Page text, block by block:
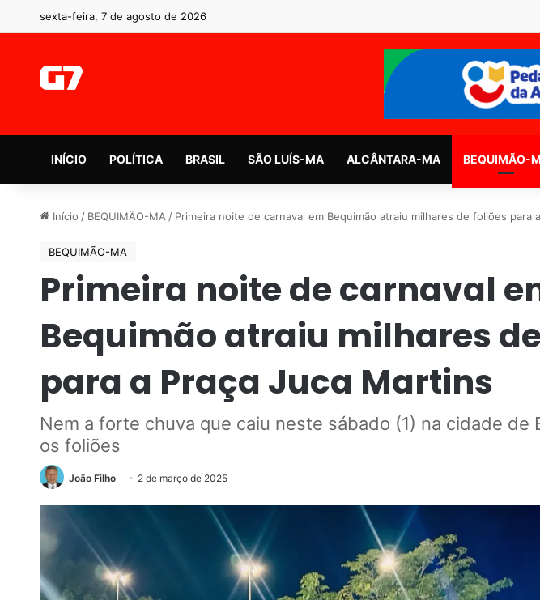
sexta-feira, 7 de agosto de 2026
INÍCIO POLÍTICA BRASIL SÃO LUÍS-MA ALCÂNTARA-MA BEQUIMÃO-
Início / BEQUIMÃO-MA / Primeira noite de carnaval em Bequimão atraiu milhares de foliões para
BEQUIMÃO-MA
Primeira noite de carnaval
Bequimão atraiu milhares
para a Praça Juca Martins
Nem a forte chuva que caiu neste sábado (1) na cidade de
os foliões
João Filho 2 de março de 2025